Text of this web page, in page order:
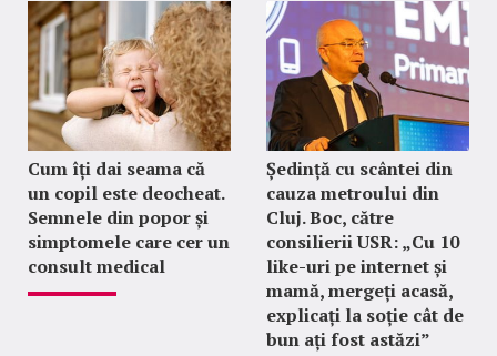
Cum îți dai seama că
un copil este deocheat.
Semnele din popor și
simptomele care cer un
consult medical
Ședință cu scântei din
cauza metroului din
Cluj. Boc, către
consilierii USR: „Cu 10
like-uri pe internet și
mamă, mergeți acasă,
explicați la soție cât de
bun ați fost astăzi”